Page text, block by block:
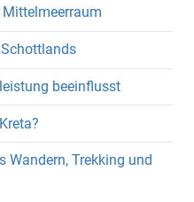
beeinflusst
Wandern, Trekking und